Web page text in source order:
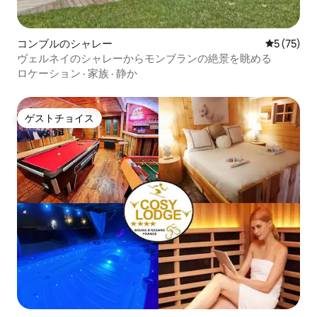
コンブルのシャレー レビュー
5 (75)
ヴェルネイのシャレーからモンブランの絶景を眺める
ロケーション · 家族 · 静か
ゲストチョイス
ゲストチョイス